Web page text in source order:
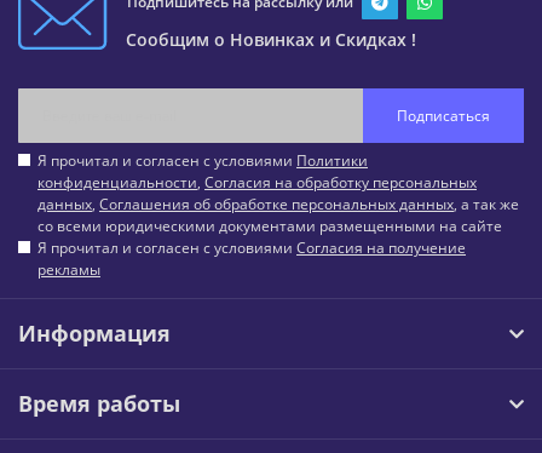
Сообщим о Новинках и Скидках !
Подписаться
Я прочитал и согласен с условиями Политики
конфиденциальности, Согласия на обработку персональных
данных, Соглашения об обработке персональных данных, а так же
со всеми юридическими документами размещенными на сайте
Я прочитал и согласен с условиями Согласия на получение
рекламы
Информация
Время работы